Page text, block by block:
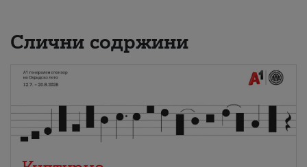
Слични содржини